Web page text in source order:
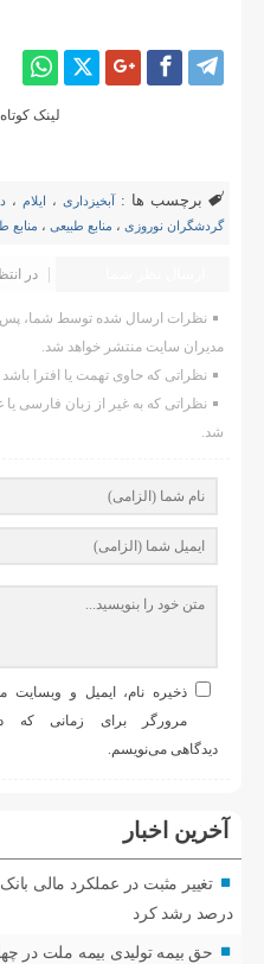
لینک کوتاه
برچسب ها : آبخیزداری ، ایلام ،
گردشگران نوروزی ، منابع طبیعی ، منابع
در
نظرات ارسال شده توسط شما، پس
مدیران سایت منتشر خواهد شد.
نظراتی که حاوی تهمت یا افترا
نظراتی که به غیر از زبان فارسی یا
شد.
ذخیره نام، ایمیل و وبسایت
مرورگر برای زمانی که
دیدگاهی می‌نویسم.
آخرین اخبار
درصد رشد کرد